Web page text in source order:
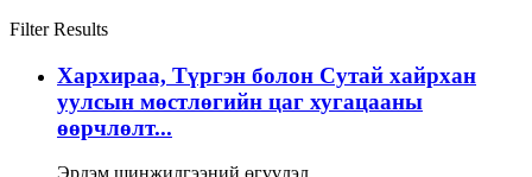
Filter Results
Хархираа, Түргэн болон Сутай хайрхан
уулсын мөстлөгийн цаг хугацааны
өөрчлөлт...